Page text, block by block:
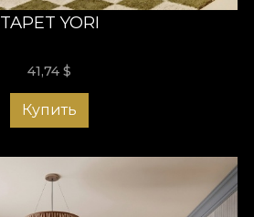
TAPET YORI
41,74 $
Купить